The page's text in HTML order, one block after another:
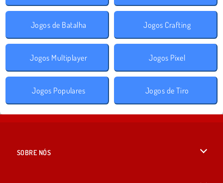
Jogos de Batalha Jogos Crafting
Jogos Multiplayer Jogos Pixel
Jogos Populares Jogos de Tiro
SOBRE NÓS